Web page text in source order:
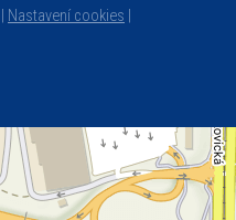
Nastavení cookies